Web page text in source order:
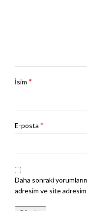
İsim *
E-posta *
Daha sonraki
adresim ve site adresim